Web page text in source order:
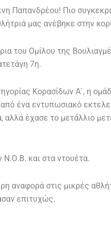
Παπανδρέου! Πιο
μας ανέβηκε στην
του Ομίλου της
7η.
Κορασίδων Α`, η
ένα εντυπωσιακό
αλλά έχασε το μετάλλιο
Ν.Ο.Β. και στα ντουέτα.
αναφορά στις μικρές
επιτυχώς.